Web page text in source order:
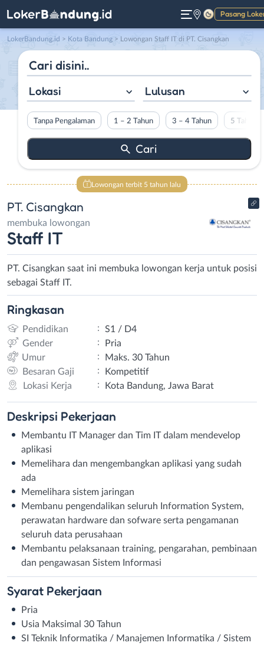
Pasang
Gelap
LokerBandung.id > Kota Bandung > Lowongan Staff IT di PT. Cisangkan
Lokasi Lulusan
Tanpa Pengalaman 1 – 2 Tahun 3 – 4 Tahun 5 Tahun
Lowongan terbit 5 tahun lalu
PT. Cisangkan
membuka lowongan
Staff IT
PT. Cisangkan saat ini membuka lowongan kerja untuk posisi
sebagai Staff IT.
Ringkasan
Pendidikan :
S1 / D4
Gender
:
Pria
Umur
:
Maks. 30 Tahun
Besaran Gaji
:
Kompetitif
Lokasi Kerja
: Kota Bandung, Jawa Barat
Deskripsi Pekerjaan
Membantu IT Manager dan Tim IT dalam mendevelop
aplikasi
Memelihara dan mengembangkan aplikasi yang sudah
ada
Memelihara sistem jaringan
Membanu pengendalikan seluruh Information System,
perawatan hardware dan sofware serta pengamanan
seluruh data perusahaan
Membantu pelaksanaan training, pengarahan, pembinaan
dan pengawasan Sistem Informasi
Syarat Pekerjaan
Pria
Usia Maksimal 30 Tahun
SI Teknik Informatika / Manajemen Informatika / Sistem